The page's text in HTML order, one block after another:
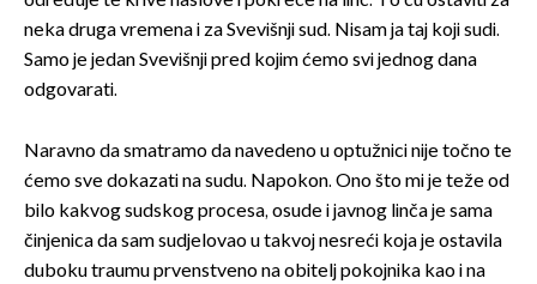
neka druga vremena i za Svevišnji sud. Nisam ja taj koji sudi.
Samo je jedan Svevišnji pred kojim ćemo svi jednog dana
odgovarati.
Naravno da smatramo da navedeno u optužnici nije točno te
ćemo sve dokazati na sudu. Napokon. Ono što mi je teže od
bilo kakvog sudskog procesa, osude i javnog linča je sama
činjenica da sam sudjelovao u takvoj nesreći koja je ostavila
duboku traumu prvenstveno na obitelj pokojnika kao i na